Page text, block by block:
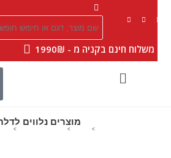
משלוח חינם בקניה מ - 1990₪
מוצרים נלווים
>
>
>